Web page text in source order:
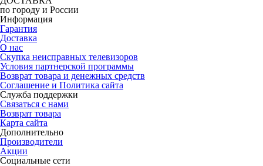
по городу и России
Информация
Гарантия
Доставка
О нас
Скупка неисправных телевизоров
Условия партнерской программы
Возврат товара и денежных средств
Соглашение и Политика сайта
Служба поддержки
Связаться с нами
Возврат товара
Карта сайта
Дополнительно
Производители
Акции
Социальные сети